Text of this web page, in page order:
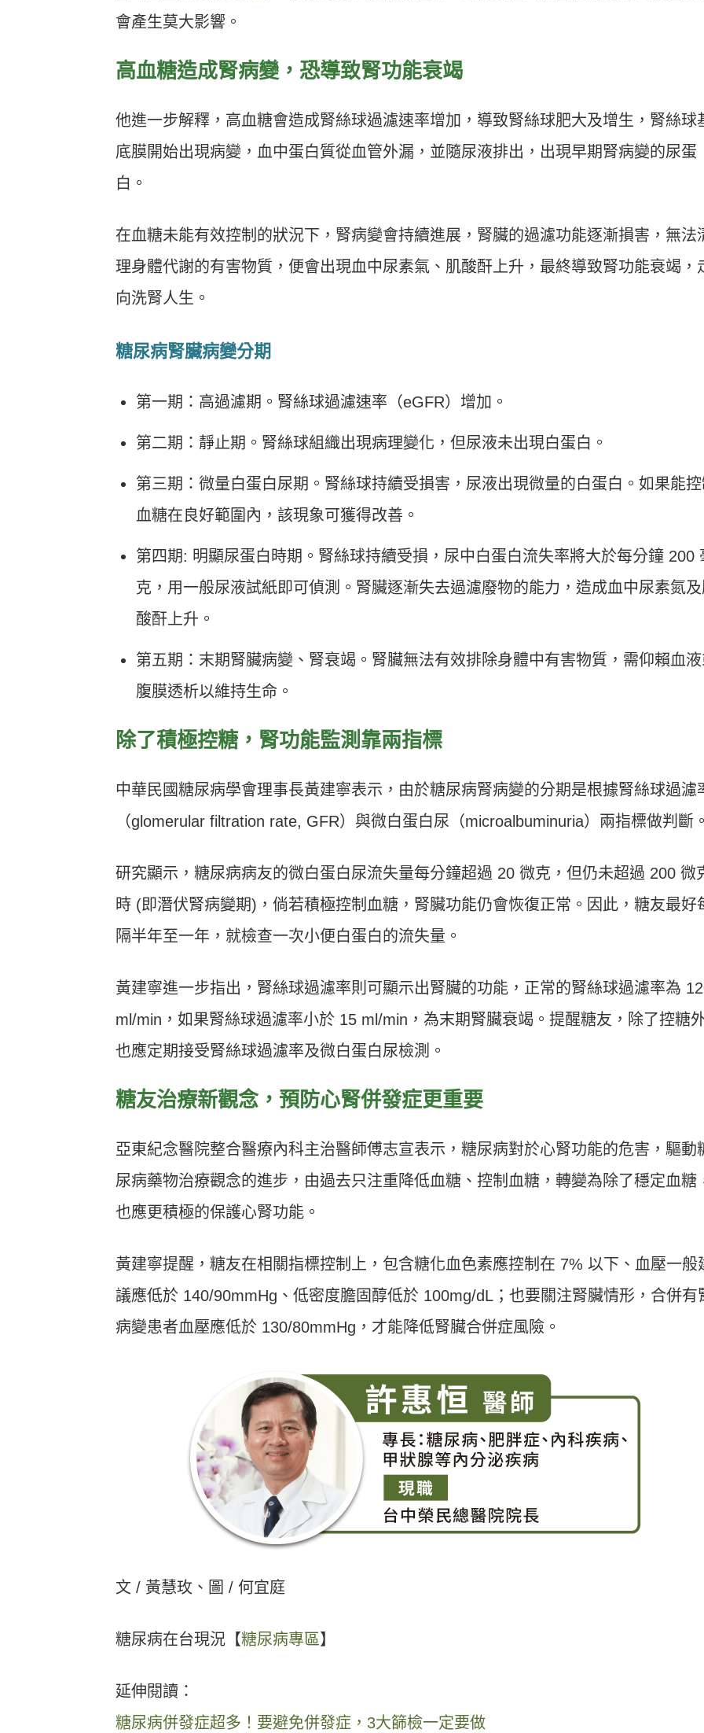
會產生莫大影響。
高血糖造成腎病變，恐導致腎功能衰竭
他進一步解釋，高血糖會造成腎絲球過濾速率增加，導致腎絲球肥大及增生，腎絲球
底膜開始出現病變，血中蛋白質從血管外漏，並隨尿液排出，出現早期腎病變的尿蛋
白。
在血糖未能有效控制的狀況下，腎病變會持續進展，腎臟的過濾功能逐漸損害，無法
理身體代謝的有害物質，便會出現血中尿素氣、肌酸酐上升，最終導致腎功能衰竭，
向洗腎人生。
糖尿病腎臟病變分期
第一期：高過濾期。腎絲球過濾速率（eGFR）增加。
第二期：靜止期。腎絲球組織出現病理變化，但尿液未出現白蛋白。
第三期：微量白蛋白尿期。腎絲球持續受損害，尿液出現微量的白蛋白。如果能控
血糖在良好範圍內，該現象可獲得改善。
第四期: 明顯尿蛋白時期。腎絲球持續受損，尿中白蛋白流失率將大於每分鐘 200
克，用一般尿液試紙即可偵測。腎臟逐漸失去過濾廢物的能力，造成血中尿素氮
酸酐上升。
第五期：末期腎臟病變、腎衰竭。腎臟無法有效排除身體中有害物質，需仰賴血
腹膜透析以維持生命。
除了積極控糖，腎功能監測靠兩指標
中華民國糖尿病學會理事長黃建寧表示，由於糖尿病腎病變的分期是根據腎絲球過濾
（glomerular filtration rate, GFR）與微白蛋白尿（microalbuminuria）兩指標做判斷。
研究顯示，糖尿病病友的微白蛋白尿流失量每分鐘超過 20 微克，但仍未超過 200 微
時 (即潛伏腎病變期)，倘若積極控制血糖，腎臟功能仍會恢復正常。因此，糖友最好
隔半年至一年，就檢查一次小便白蛋白的流失量。
黃建寧進一步指出，腎絲球過濾率則可顯示出腎臟的功能，正常的腎絲球過濾率為
ml/min，如果腎絲球過濾率小於 15 ml/min，為末期腎臟衰竭。提醒糖友，除了控糖外
也應定期接受腎絲球過濾率及微白蛋白尿檢測。
糖友治療新觀念，預防心腎併發症更重要
亞東紀念醫院整合醫療內科主治醫師傅志宣表示，糖尿病對於心腎功能的危害，驅動
尿病藥物治療觀念的進步，由過去只注重降低血糖、控制血糖，轉變為除了穩定血糖
也應更積極的保護心腎功能。
黃建寧提醒，糖友在相關指標控制上，包含糖化血色素應控制在 7% 以下、血壓一般
議應低於 140/90mmHg、低密度膽固醇低於 100mg/dL；也要關注腎臟情形，合併有
病變患者血壓應低於 130/80mmHg，才能降低腎臟合併症風險。
文 / 黃慧玫、圖 / 何宜庭
糖尿病在台現況【糖尿病專區 】
延伸閱讀：
糖尿病併發症超多！要避免併發症，3大篩檢一定要做